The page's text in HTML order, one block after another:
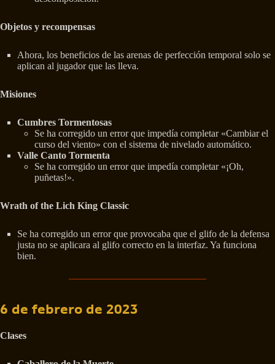
Objetos y recompensas
Ahora, los beneficios de las arenas de perfección temporal solo se
aplican al jugador que las lleva.
Misiones
Cumbres Tormentosas
Se ha corregido un error que impedía completar «Cambiar el
curso del viento» con el sistema de nivelado automático.
Valle Canto Tormenta
Se ha corregido un error que impedía completar «¡Oh,
puñetas!».
Wrath of the Lich King Classic
Se ha corregido un error que provocaba que el glifo de la defensa
justa no se aplicara al glifo correcto en la interfaz. Ya funciona
bien.
6 de febrero de 2023
Clases